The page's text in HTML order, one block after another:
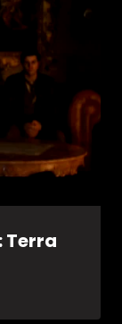
Terra